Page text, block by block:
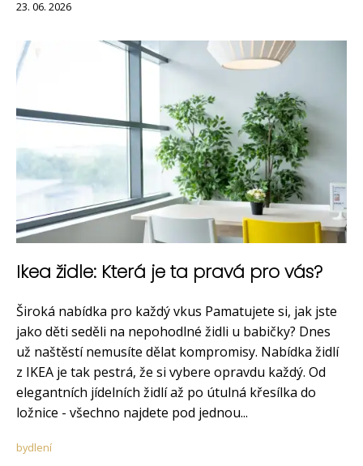
23. 06. 2026
Ikea židle: Která je ta pravá pro vás?
Široká nabídka pro každý vkus Pamatujete si, jak jste
jako děti seděli na nepohodlné židli u babičky? Dnes
už naštěstí nemusíte dělat kompromisy. Nabídka židlí
z IKEA je tak pestrá, že si vybere opravdu každý. Od
elegantních jídelních židlí až po útulná křesílka do
ložnice - všechno najdete pod jednou...
bydlení